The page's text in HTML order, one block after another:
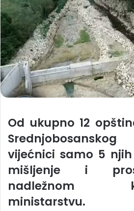
Od ukupno 12
vijećnici samo 5
mišljenje i
nadležnom
ministarstvu.